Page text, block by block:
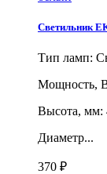
Светильник
Тип ламп:
Мощность,
Высота, мм:
Диаметр...
370 ₽